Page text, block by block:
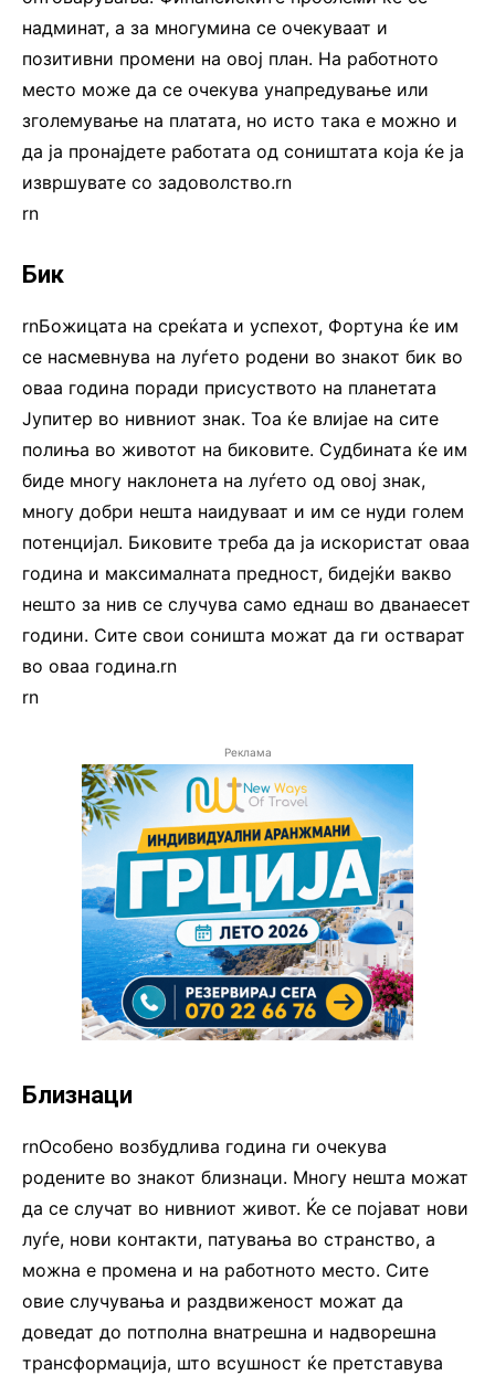
надминат, а за многумина се очекуваат и
позитивни промени на овој план. На работното
место може да се очекува унапредување или
зголемување на платата, но исто така е можно и
да ја пронајдете работата од соништата која ќе ја
извршувате со задоволство.rn
rn
Бик
rnБожицата на среќата и успехот, Фортуна ќе им
се насмевнува на луѓето родени во знакот бик во
оваа година поради присуството на планетата
Јупитер во нивниот знак. Тоа ќе влијае на сите
полиња во животот на биковите. Судбината ќе им
биде многу наклонета на луѓето од овој знак,
многу добри нешта наидуваат и им се нуди голем
потенцијал. Биковите треба да ја искористат оваа
година и максималната предност, бидејќи вакво
нешто за нив се случува само еднаш во дванаесет
години. Сите свои соништа можат да ги остварат
во оваа година.rn
rn
Реклама
Близнаци
rnОсобено возбудлива година ги очекува
родените во знакот близнаци. Многу нешта можат
да се случат во нивниот живот. Ќе се појават нови
луѓе, нови контакти, патувања во странство, а
можна е промена и на работното место. Сите
овие случувања и раздвиженост можат да
доведат до потполна внатрешна и надворешна
трансформација, што всушност ќе претставува